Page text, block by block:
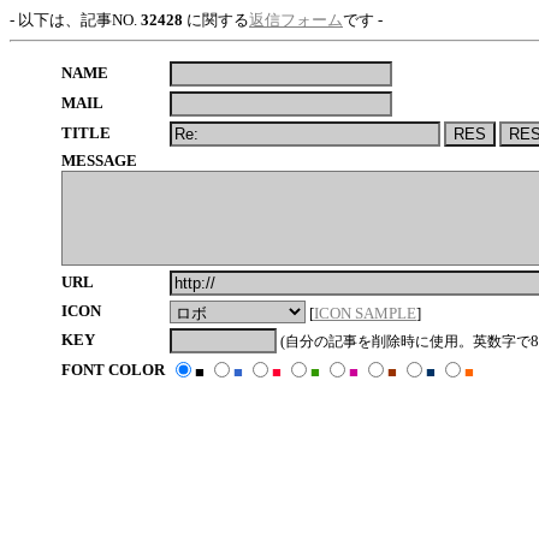
- 以下は、記事NO. 32428 に関する返信フォームです -
NAME
MAIL
TITLE
MESSAGE
URL
ICON
[ICON SAMPLE]
KEY
(自分の記事を削除時に使用。英数字で8
FONT COLOR
■ ■ ■ ■ ■ ■ ■ ■